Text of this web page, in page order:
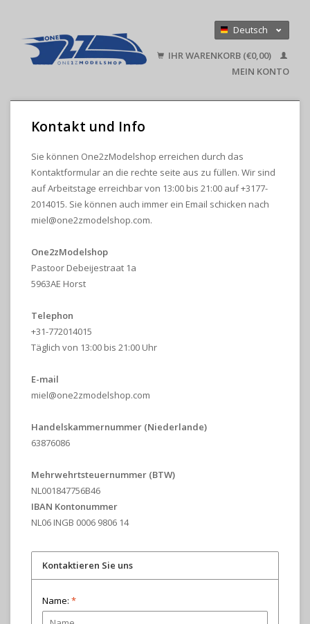
Deutsch
English
IHR WARENKORB (€0,00)
MEIN KONTO
Kontakt und Info
Sie können One2zModelshop erreichen durch das
Kontaktformular an die rechte seite aus zu füllen. Wir sind
auf Arbeitstage erreichbar von 13:00 bis 21:00 auf +3177-
2014015. Sie können auch immer ein Email schicken nach
miel@one2zmodelshop.com.
One2zModelshop
Pastoor Debeijestraat 1a
5963AE Horst
Telephon
+31-772014015
Täglich von 13:00 bis 21:00 Uhr
E-mail
miel@one2zmodelshop.com
Handelskammernummer (Niederlande)
63876086
Mehrwehrtsteuernummer (BTW)
NL001847756B46
IBAN Kontonummer
NL06 INGB 0006 9806 14
Kontaktieren Sie uns
Name: *